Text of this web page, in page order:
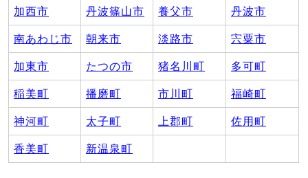
加西市 丹波篠山市 養父市 丹波市
南あわじ市 朝来市 淡路市 宍粟市
加東市 たつの市 猪名川町 多可町
稲美町 播磨町 市川町 福崎町
神河町 太子町 上郡町 佐用町
香美町 新温泉町